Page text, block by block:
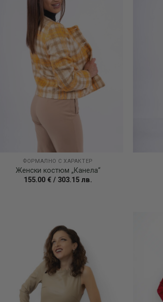
ФОРМАЛНО С ХАРАКТЕР
Женски костюм „Канела“
155.00 € / 303.15 лв.